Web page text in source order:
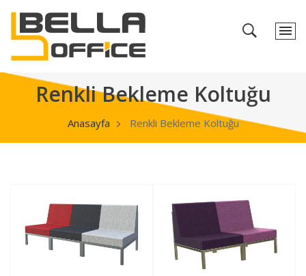
Renkli Bekleme Koltuğu
Anasayfa Renkli Bekleme Koltuğu